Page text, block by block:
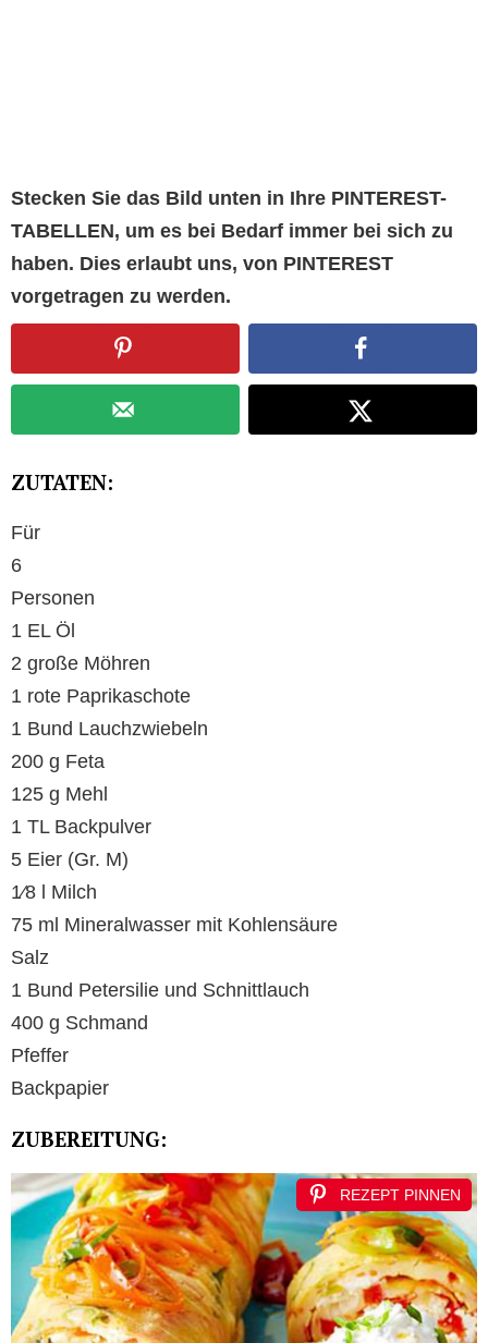
Stecken Sie das Bild unten in Ihre PINTEREST-
TABELLEN, um es bei Bedarf immer bei sich zu
haben. Dies erlaubt uns, von PINTEREST
vorgetragen zu werden.
ZUTATEN:
Für
6
Personen
1 EL Öl
2 große Möhren
1 rote Paprikaschote
1 Bund Lauchzwiebeln
200 g Feta
125 g Mehl
1 TL Backpulver
5 Eier (Gr. M)
1⁄8 l Milch
75 ml Mineralwasser mit Kohlensäure
Salz
1 Bund Petersilie und Schnittlauch
400 g Schmand
Pfeffer
Backpapier
ZUBEREITUNG:
REZEPT PINNEN